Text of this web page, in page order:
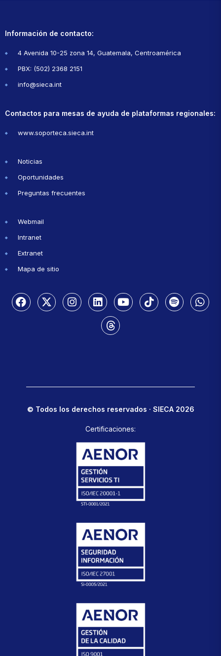
Información de contacto:
4 Avenida 10-25 zona 14, Guatemala, Centroamérica
PBX: (502) 2368 2151
info@sieca.int
Contactos para mesas de ayuda de plataformas regionales:
www.soporteca.sieca.int
Noticias
Oportunidades
Preguntas frecuentes
Webmail
Intranet
Extranet
Mapa de sitio
© Todos los derechos reservados · SIECA 2026
Certificaciones: